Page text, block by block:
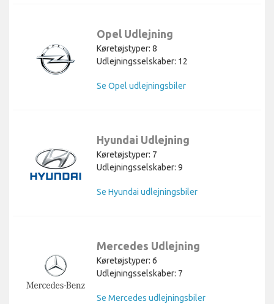
Opel Udlejning
Køretøjstyper: 8
Udlejningsselskaber: 12
Se Opel udlejningsbiler
Hyundai Udlejning
Køretøjstyper: 7
Udlejningsselskaber: 9
Se Hyundai udlejningsbiler
Mercedes Udlejning
Køretøjstyper: 6
Udlejningsselskaber: 7
Se Mercedes udlejningsbiler